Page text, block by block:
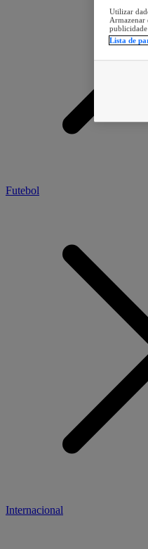
Futebol
Internacional
Utilizar
Armazenar
publicidade
Lista de